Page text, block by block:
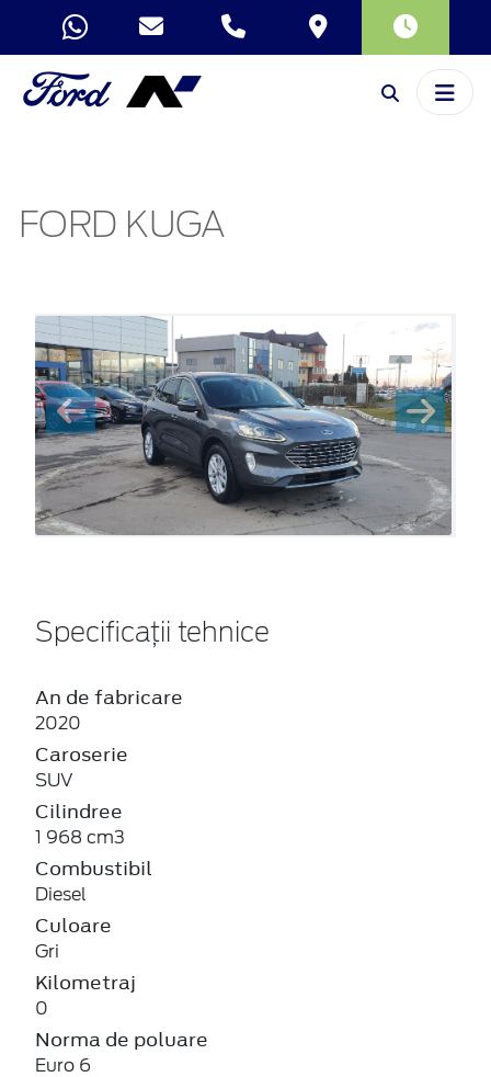
FORD KUGA
Specificații tehnice
An de fabricare
2020
Caroserie
SUV
Cilindree
1 968 cm3
Combustibil
Diesel
Culoare
Gri
Kilometraj
0
Norma de poluare
Euro 6